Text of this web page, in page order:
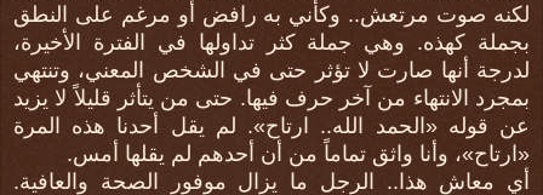
لكنه صوت مرتعش.. وكأني به رافض أو مرغم على النطق
بجملة كهذه. وهي جملة كثر تداولها في الفترة الأخيرة،
لدرجة أنها صارت لا تؤثر حتى في الشخص المعني، وتنتهي
بمجرد الانتهاء من آخر حرف فيها. حتى من يتأثر قليلاً لا يزيد
عن قوله «الحمد الله.. ارتاح». لم يقل أحدنا هذه المرة
«ارتاح»، وأنا واثق تماماً من أن أحدهم لم يقلها أمس.
أي معاش هذا.. الرجل ما يزال موفور الصحة والعافية.